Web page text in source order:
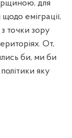
для
еміграції,
з точки зору
От,
би, ми би
яку